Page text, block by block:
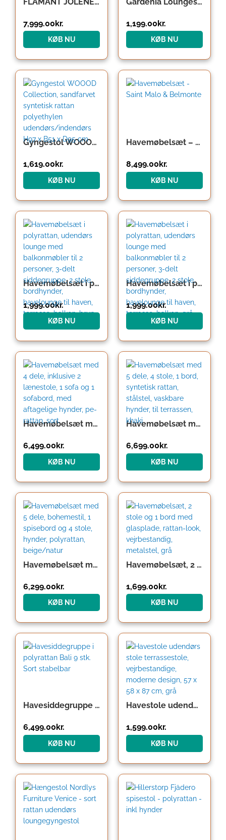
7,999.00kr.
KØB NU
1,199.00kr.
KØB NU
Gyngestol WOOOD Collection, sandfarvet syntetisk rattan polyethylen udendørs/indendørs H97 x B51 x D95 cm
1,619.00 kr.
KØB NU
Havemøbelsæt – Saint Malo & Belmonte
oprindelige
pris
8,499.00 kr.
aktuelle
pris
KØB NU
Havemøbelsæt i polyrattan, udendørs lounge med balkonmøbler til 2 personer, 3-delt siddegruppe, 2 stole, bordhynder, havelounge til haven, terrasse, balkon, brun
1,999.00kr.
KØB NU
Havemøbelsæt i polyrattan, udendørs lounge med balkonmøbler til 2 personer, 3-delt siddegruppe, 2 stole, bordhynder, havelounge til haven, terrasse, balkon, grå
1,999.00kr.
KØB NU
Havemøbelsæt med 4 dele, inklusive 2 lænestole, 1 sofa og 1 sofabord, med aftagelige hynder, pe-rattan, sort
6,499.00 kr.
KØB NU
Havemøbelsæt med 5 dele, 4 stole, 1 bord, syntetisk rattan, stålstel, vaskbare hynder, til terrassen, khaki
6,699.00 kr.
KØB NU
Havemøbelsæt med 5 dele, bohemestil, 1 spisebord og 4 stole, hynder, polyrattan, beige/natur
6,299.00kr.
KØB NU
Havemøbelsæt, 2 stole og 1 bord med glasplade, rattan-look, vejrbestandig, metalstel, grå
1,699.00kr.
KØB NU
Havesiddegruppe i polyrattan Bali 9 stk. Sort stabelbar
6,499.00 kr.
KØB NU
Havestole udendørs stole terrassestole, vejrbestandige, moderne design, 57 x 58 x 87 cm, grå
1,599.00 kr.
KØB NU